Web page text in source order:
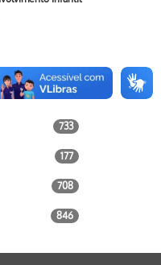
733
177
708
846